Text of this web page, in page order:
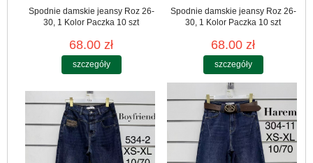
Spodnie damskie jeansy Roz 26-
30, 1 Kolor Paczka 10 szt
68.00 zł
szczegóły
Spodnie damskie jeansy Roz 26-
30, 1 Kolor Paczka 10 szt
68.00 zł
szczegóły